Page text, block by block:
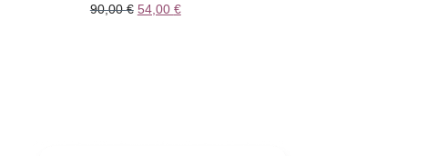
90,00€ Le prix initial était : 90,00 €.
54,00 €Le prix actuel est : 54,00 €.